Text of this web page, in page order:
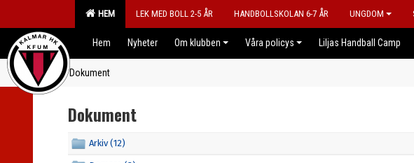
HEM LEK MED BOLL 2-5 ÅR HANDBOLLSKOLAN 6-7 ÅR UNGDOM
Hem Nyheter Om klubben Våra policys Liljas Handball Camp
Dokument
Dokument
Arkiv (12)